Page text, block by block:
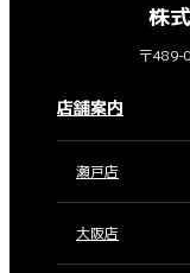
株
〒489-
店舗案内
瀬戸店
大阪店